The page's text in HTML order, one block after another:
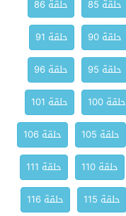
حلقة 85
حلقة 86
حلقة 90
حلقة 91
حلقة 95
حلقة 96
حلقة 100
حلقة 101
حلقة 105
حلقة 106
حلقة 110
حلقة 111
حلقة 115
حلقة 116